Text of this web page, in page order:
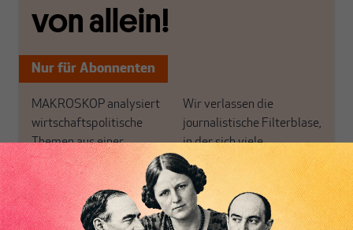
von allein!
Nur für Abonnenten
MAKROSKOP analysiert
wirtschaftspolitische
Themen aus einer
postkeynesianischen
Perspektive und ist damit
in Deutschland einzigartig.
MAKROSKOP steht für
Wir verlassen die
journalistische Filterblase,
in der sich viele
eingerichtet haben. Wir
öffnen Fenster und
bringen frische Luft in die
engen und verstaubten